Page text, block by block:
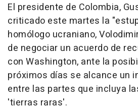
El presidente de Colombia,
criticado este martes la
homólogo ucraniano,
de negociar un acuerdo de
con Washington, ante la
próximos días se alcance un
entre las partes que incluya
'tierras raras'.